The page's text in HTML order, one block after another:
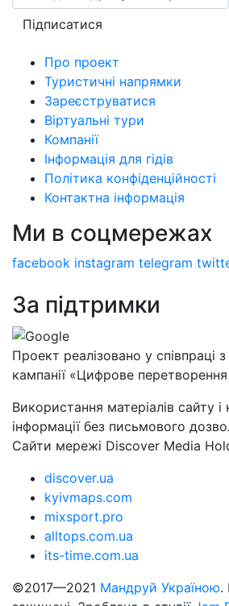
Підписатися
Про проект
Туристичні напрямки
Зареєструватися
Віртуальні тури
Компанії
Інформація для гідів
Політика конфіденційності
Контактна інформація
Ми в соцмережах
facebook instagram telegram
За підтримки
Проект реалізовано у співпраці
кампанії «Цифрове перетворення
Використання матеріалів сайту і
інформації без письмового
Сайти мережі Discover Media
discover.ua
kyivmaps.com
mixsport.pro
alltops.com.ua
its-time.com.ua
©2017—2021 Мандруй Україною.